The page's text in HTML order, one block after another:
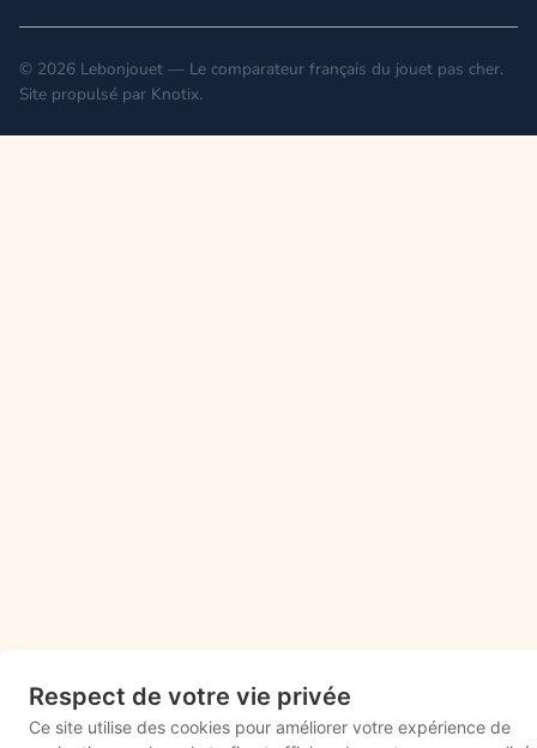
Respect de votre vie privée
Ce site utilise des cookies pour améliorer votre expérience de
© 2026 Lebonjouet — Le comparateur français du jouet pas cher.
Site propulsé par Knotix.